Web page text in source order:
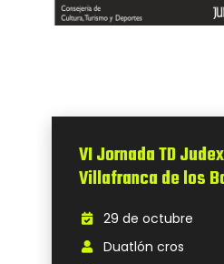
VI Jornada TD
Villafranca de los
29 de octubre
Duatlón cros